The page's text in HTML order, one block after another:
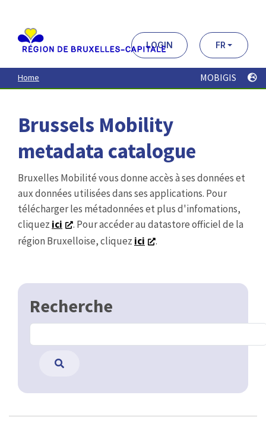
contenu
principal
LOGIN FR
Home MOBIGIS
Brussels Mobility
metadata catalogue
Bruxelles Mobilité vous donne accès à ses données et
aux données utilisées dans ses applications. Pour
télécharger les métadonnées et plus d'infomations,
cliquez ici
. Pour accéder au datastore officiel de la
région Bruxelloise, cliquez ici .
Recherche